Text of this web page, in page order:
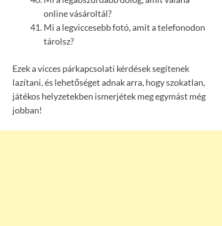
online vásároltál?
Mi a legviccesebb fotó, amit a telefonodon
tárolsz?
Ezek a vicces párkapcsolati kérdések segítenek
lazítani, és lehetőséget adnak arra, hogy szokatlan,
játékos helyzetekben ismerjétek meg egymást még
jobban!